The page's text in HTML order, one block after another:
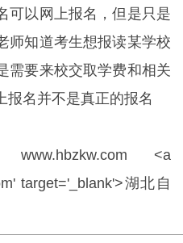
可以网上报名，但是只是
师知道考生想报读某学校
需要来校交取学费和相关
报名并不是真正的报名
www.hbzkw.com <a
' target='_blank'>湖北自